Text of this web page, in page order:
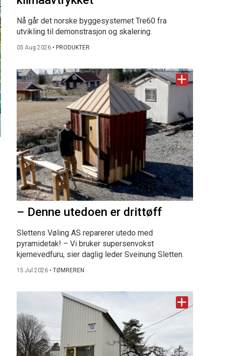
Nå går det norske byggesystemet Tre60 fra
utvikling til demonstrasjon og skalering.
05 Aug 2026 • PRODUKTER
– Denne utedoen er drittøff
Slettens Vøling AS reparerer utedo med
pyramidetak! – Vi bruker supersenvokst
kjernevedfuru, sier daglig leder Sveinung Sletten.
15 Jul 2026 • TØMREREN